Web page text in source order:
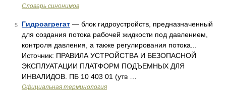
Словарь синонимов
5 Гидроагрегат — блок гидроустройств, предназначенный
для создания потока рабочей жидкости под давлением,
контроля давления, а также регулирования потока...
Источник: ПРАВИЛА УСТРОЙСТВА И БЕЗОПАСНОЙ
ЭКСПЛУАТАЦИИ ПЛАТФОРМ ПОДЪЕМНЫХ ДЛЯ
ИНВАЛИДОВ. ПБ 10 403 01 (утв …
Официальная терминология